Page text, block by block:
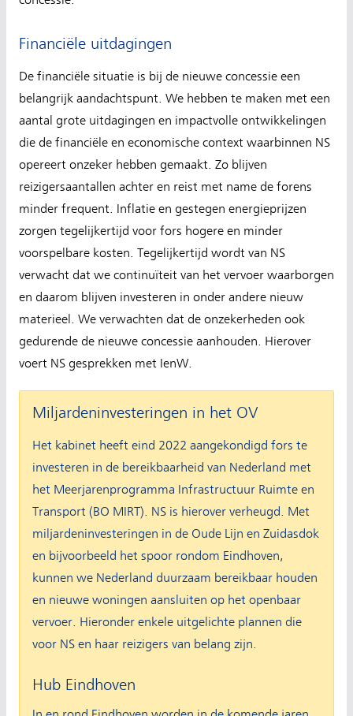
Financiële uitdagingen
De financiële situatie is bij de nieuwe concessie een
belangrijk aandachtspunt. We hebben te maken met een
aantal grote uitdagingen en impactvolle ontwikkelingen
die de financiële en economische context waarbinnen NS
opereert onzeker hebben gemaakt. Zo blijven
reizigersaantallen achter en reist met name de forens
minder frequent. Inflatie en gestegen energieprijzen
zorgen tegelijkertijd voor fors hogere en minder
voorspelbare kosten. Tegelijkertijd wordt van NS
verwacht dat we continuïteit van het vervoer waarborgen
en daarom blijven investeren in onder andere nieuw
materieel. We verwachten dat de onzekerheden ook
gedurende de nieuwe concessie aanhouden. Hierover
voert NS gesprekken met IenW.
Miljardeninvesteringen in het OV
Het kabinet heeft eind 2022 aangekondigd fors te
investeren in de bereikbaarheid van Nederland met
het Meerjarenprogramma Infrastructuur Ruimte en
Transport (BO MIRT). NS is hierover verheugd. Met
miljardeninvesteringen in de Oude Lijn en Zuidasdok
en bijvoorbeeld het spoor rondom Eindhoven,
kunnen we Nederland duurzaam bereikbaar houden
en nieuwe woningen aansluiten op het openbaar
vervoer. Hieronder enkele uitgelichte plannen die
voor NS en haar reizigers van belang zijn.
Hub Eindhoven